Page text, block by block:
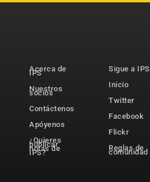
Acerca de
IPS
Nuestros
socios
Contáctenos
Apóyenos
¿Quieres
publicar
notas de
IPS?
Sigue a IPS
Inicio
Twitter
Facebook
Flickr
Reglas de
comunidad